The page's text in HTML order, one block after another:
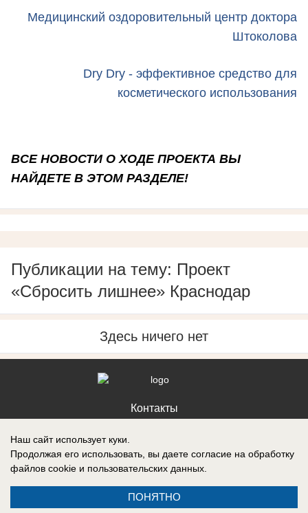
Медицинский оздоровительный центр доктора
Штоколова
Dry Dry - эффективное средство для
косметического использования
ВСЕ НОВОСТИ О ХОДЕ ПРОЕКТА ВЫ
НАЙДЕТЕ В ЭТОМ РАЗДЕЛЕ!
Публикации на тему: Проект
«Сбросить лишнее» Краснодар
Здесь ничего нет
Контакты
массовых коммуникаций (Роскомнадзор) 05 ноября 2024 г.
Наш сайт использует куки.
Продолжая его использовать, вы даете согласие на обработку
файлов cookie и пользовательских данных.
ПОНЯТНО